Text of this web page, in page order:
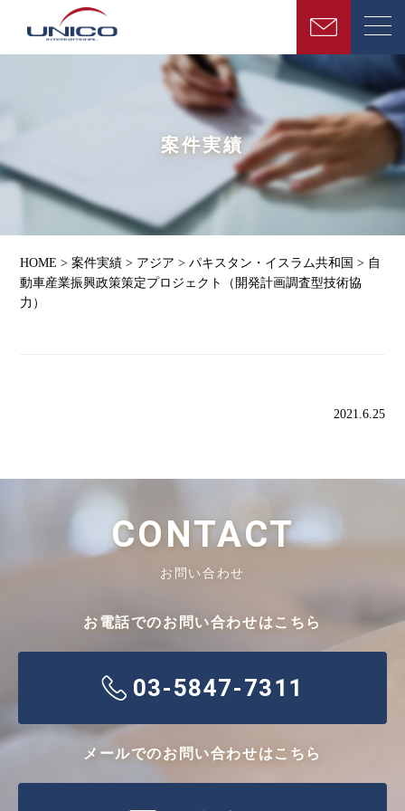
案件実績
HOME >案件実績 > アジア >パキスタン・イスラム共和国 > 自
動車産業振興政策策定プロジェクト（開発計画調査型技術協
力）
2021.6.25
CONTACT
お問い合わせ
お電話でのお問い合わせはこちら
03-5847-7311
メールでのお問い合わせはこちら